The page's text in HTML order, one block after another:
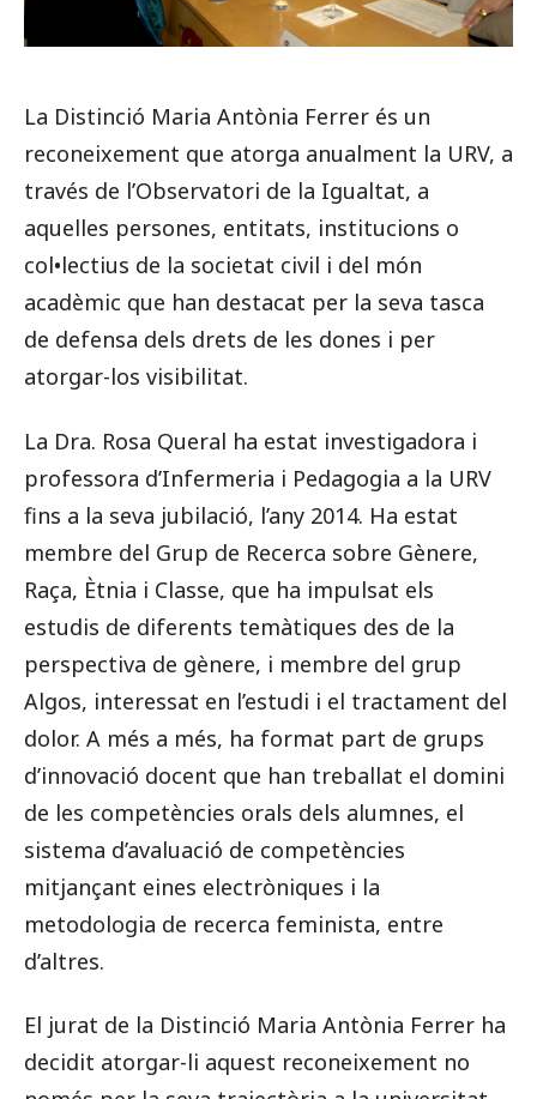
La Distinció Maria Antònia Ferrer és un
reconeixement que atorga anualment la URV, a
través de l’Observatori de la Igualtat, a
aquelles persones, entitats, institucions o
col•lectius de la societat civil i del món
acadèmic que han destacat per la seva tasca
de defensa dels drets de les dones i per
atorgar-los visibilitat.
La Dra. Rosa Queral ha estat investigadora i
professora d’Infermeria i Pedagogia a la URV
fins a la seva jubilació, l’any 2014. Ha estat
membre del Grup de Recerca sobre Gènere,
Raça, Ètnia i Classe, que ha impulsat els
estudis de diferents temàtiques des de la
perspectiva de gènere, i membre del grup
Algos, interessat en l’estudi i el tractament del
dolor. A més a més, ha format part de grups
d’innovació docent que han treballat el domini
de les competències orals dels alumnes, el
sistema d’avaluació de competències
mitjançant eines electròniques i la
metodologia de recerca feminista, entre
d’altres.
El jurat de la Distinció Maria Antònia Ferrer ha
decidit atorgar-li aquest reconeixement no